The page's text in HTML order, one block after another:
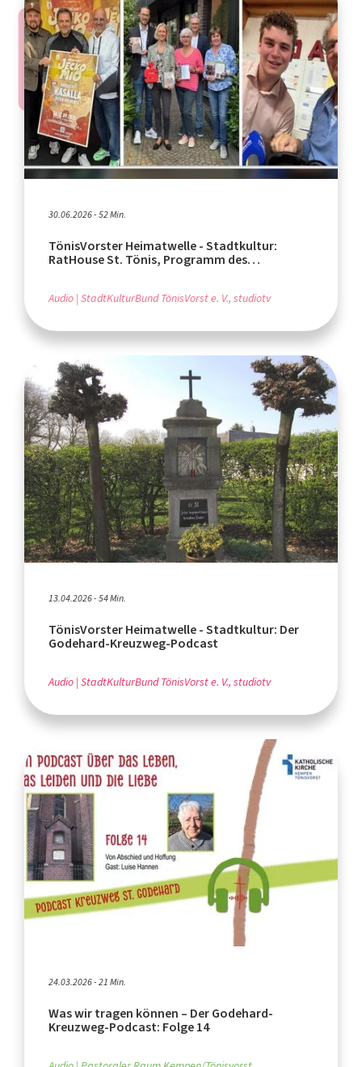
30.06.2026 - 52 Min.
TönisVorster Heimatwelle - Stadtkultur:
RatHouse St. Tönis, Programm des
Audio StadtKulturBund TönisVorst e. V., studiotv
13.04.2026 - 54 Min.
TönisVorster Heimatwelle - Stadtkultur: Der
Godehard-Kreuzweg-Podcast
Audio StadtKulturBund TönisVorst e. V., studiotv
24.03.2026 - 21 Min.
Was wir tragen können – Der Godehard-
Kreuzweg-Podcast: Folge 14